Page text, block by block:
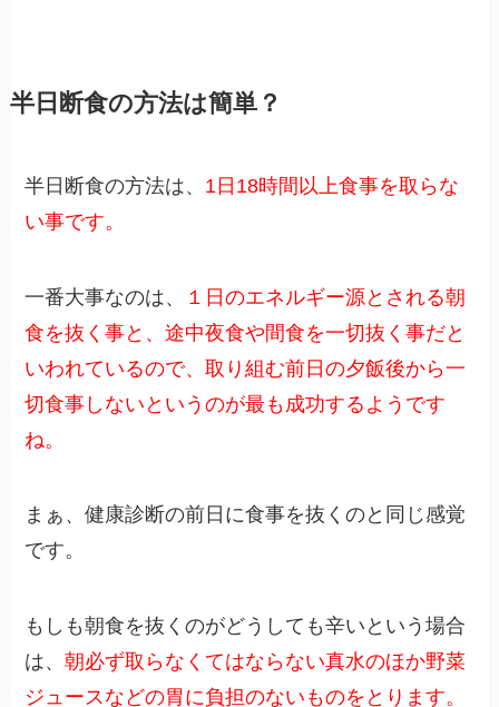
半日断食の方法は簡単？
半日断食の方法は、 1日18時間以上食事を取らな
い事です。
一番大事なのは、
１日のエネルギー源とされる朝
食を抜く事と、途中夜食や間食を一切抜く事だと
いわれているので、取り組む前日の夕飯後から一
切食事しないというのが最も成功するようです
ね。
まぁ、健康診断の前日に食事を抜くのと同じ感覚
です。
もしも朝食を抜くのがどうしても辛いという場合
は、朝必ず取らなくてはならない真水のほか野菜
ジュースなどの胃に負担のないものをとります。